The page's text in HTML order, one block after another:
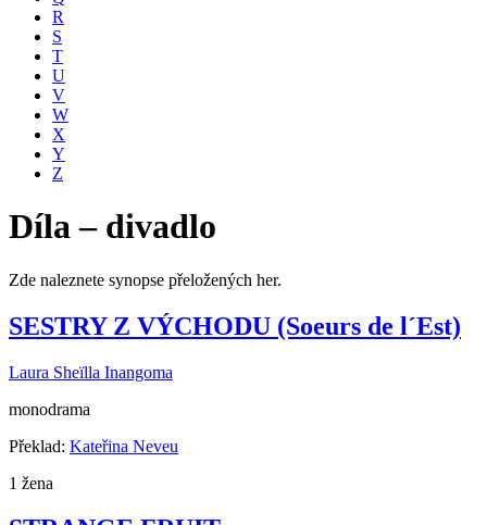
R
S
T
U
V
W
X
Y
Z
Díla – divadlo
Zde naleznete synopse přeložených her.
SESTRY Z VÝCHODU (Soeurs de l´Est)
Laura Sheïlla Inangoma
monodrama
Překlad: Kateřina Neveu
1 žena